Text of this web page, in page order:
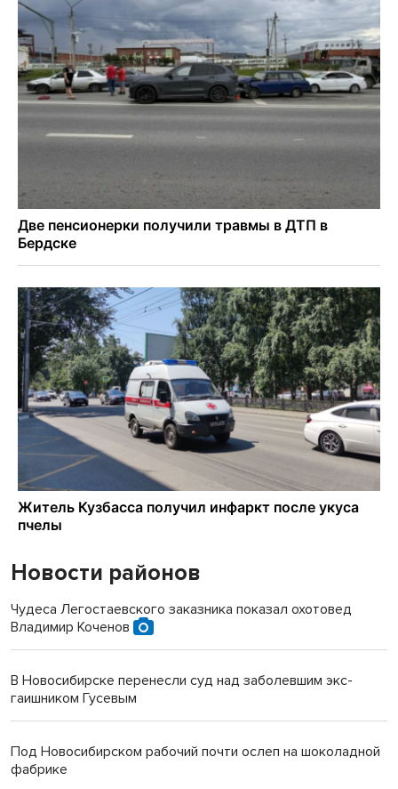
Новости районов
Чудеса Легостаевского заказника показал охотовед
Владимир Коченов
В Новосибирске перенесли суд над заболевшим экс-
гаишником Гусевым
Под Новосибирском рабочий почти ослеп на шоколадной
фабрике